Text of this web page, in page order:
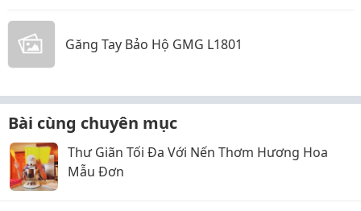
Găng Tay Bảo Hộ GMG L1801
Bài cùng chuyên mục
Thư Giãn Tối Đa Với Nến Thơm Hương Hoa
Mẫu Đơn